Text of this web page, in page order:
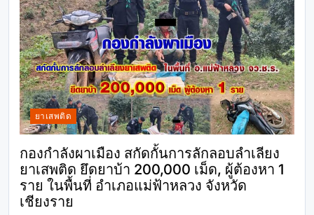
ยาเสพติด
กองกำลังผาเมือง สกัดกั้นการลักลอบลำเลียง
ยาเสพติด ยึดยาบ้า 200,000 เม็ด, ผู้ต้องหา 1
ราย ในพื้นที่ อำเภอแม่ฟ้าหลวง จังหวัด
เชียงราย